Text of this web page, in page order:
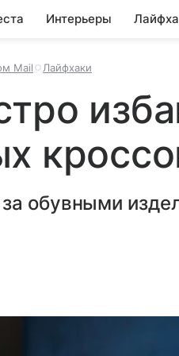
Интерьеры
Mail Лайфхаки
обувными